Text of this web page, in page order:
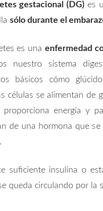
gestacional (DG)es
sólo durante el
es una enfermedad
nuestro sistema
básicos cómo
células se alimentan de
proporciona energía y
de una hormona que
suficiente insulina o
queda circulando por la